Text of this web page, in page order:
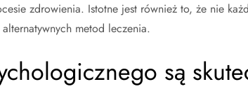
zdrowienia. Istotne jest również to, że nie
metod leczenia.
są